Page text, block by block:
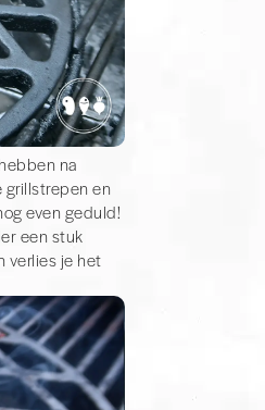
na
en
even geduld!
een stuk
verlies je het